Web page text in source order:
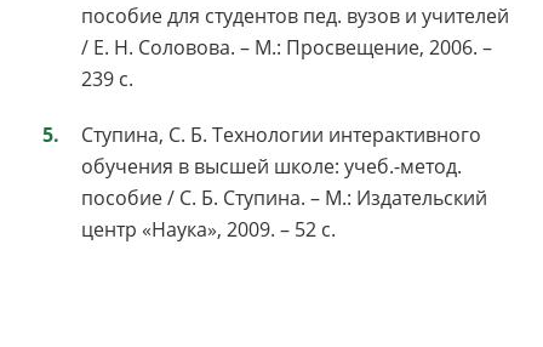
пособие для студентов пед. вузов и учителей
/ Е. Н. Соловова. – М.: Просвещение, 2006. –
239 с.
Ступина, С. Б. Технологии интерактивного
обучения в высшей школе: учеб.-метод.
пособие / С. Б. Ступина. – М.: Издательский
центр «Наука», 2009. – 52 с.